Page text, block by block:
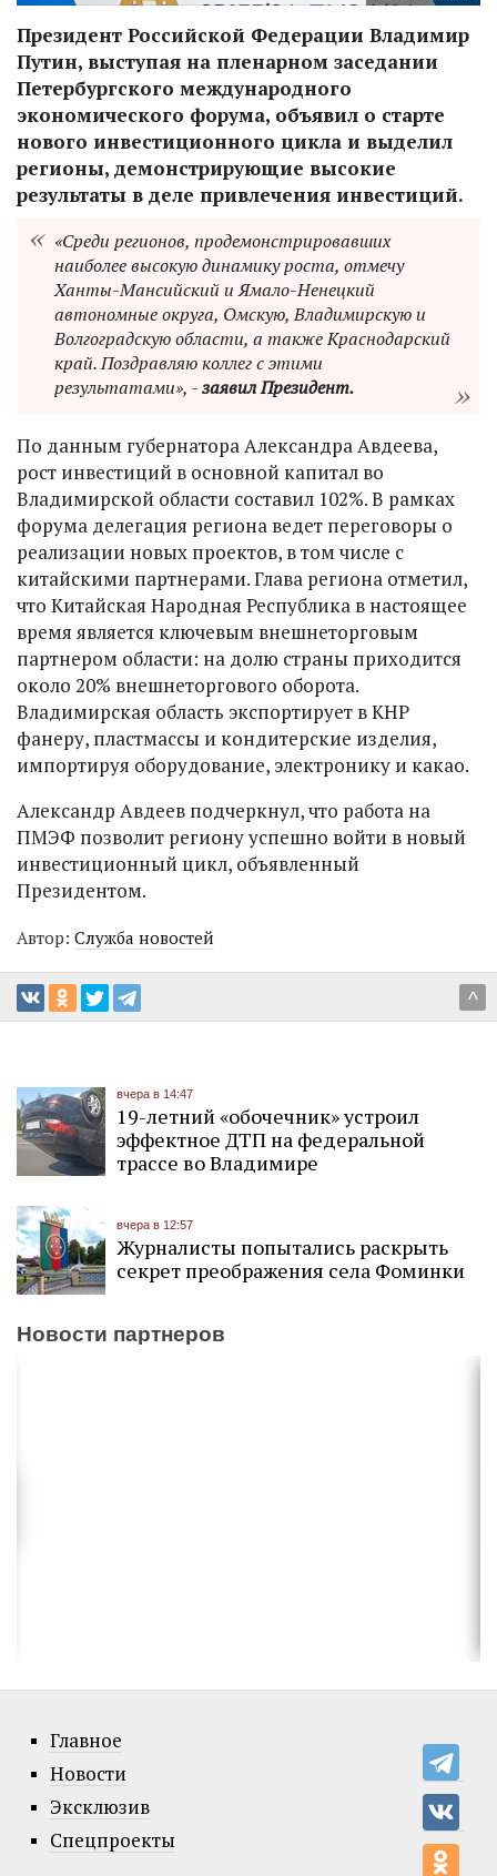
Президент Российской Федерации Владимир
Путин, выступая на пленарном заседании
Петербургского международного
экономического форума, объявил о старте
нового инвестиционного цикла и выделил
регионы, демонстрирующие высокие
результаты в деле привлечения инвестиций.
«Среди регионов, продемонстрировавших
наиболее высокую динамику роста, отмечу
Ханты-Мансийский и Ямало-Ненецкий
автономные округа, Омскую, Владимирскую и
Волгоградскую области, а также Краснодарский
край. Поздравляю коллег с этими
результатами», -заявил Президент.
По данным губернатора Александра Авдеева,
рост инвестиций в основной капитал во
Владимирской области составил 102%. В рамках
форума делегация региона ведет переговоры о
реализации новых проектов, в том числе с
китайскими партнерами. Глава региона отметил,
что Китайская Народная Республика в настоящее
время является ключевым внешнеторговым
партнером области: на долю страны приходится
около 20% внешнеторгового оборота.
Владимирская область экспортирует в КНР
фанеру, пластмассы и кондитерские изделия,
импортируя оборудование, электронику и какао.
Александр Авдеев подчеркнул, что работа на
ПМЭФ позволит региону успешно войти в новый
инвестиционный цикл, объявленный
Президентом.
Автор: Служба новостей
^
вчера в 14:47
19-летний «обочечник» устроил
эффектное ДТП на федеральной
трассе во Владимире
вчера в 12:57
Журналисты попытались раскрыть
секрет преображения села Фоминки
Новости партнеров
Главное
Новости
Эксклюзив
Спецпроекты